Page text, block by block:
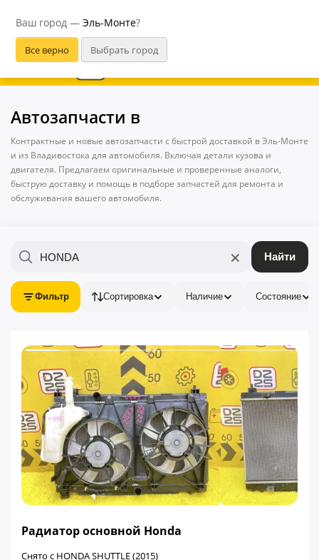
Ваш город — Эль-Монте?
В приложении удобнее
Автозапчасти в
Контрактные и новые автозапчасти с быстрой доставкой в Эль-Монте
и из Владивостока для автомобиля. Включая детали кузова и
двигателя. Предлагаем оригинальные и проверенные аналоги,
быструю доставку и помощь в подборе запчастей для ремонта и
обслуживания вашего автомобиля.
× Найти
Фильтр Сортировка Наличие Состояние
Радиатор основной Honda
Снято с HONDA SHUTTLE (2015)